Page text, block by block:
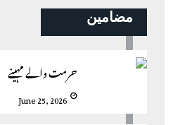
مضامین
حرمت والے مہینے
June 25, 2026